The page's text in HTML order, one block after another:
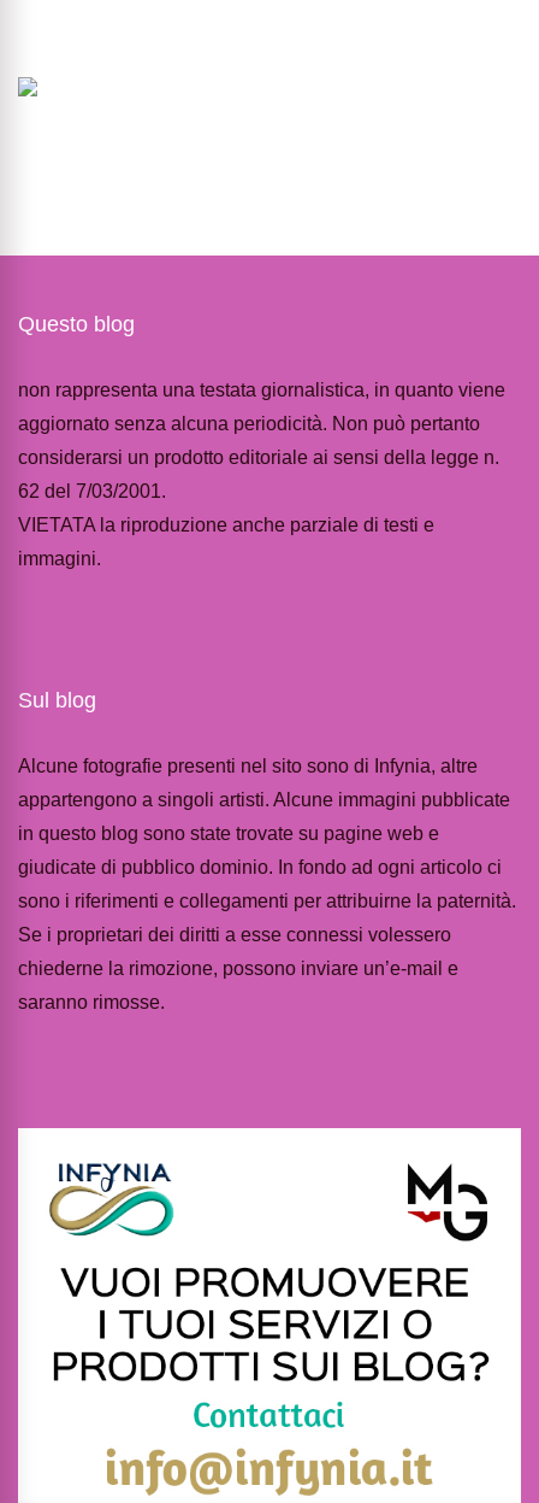
Questo blog
non rappresenta una testata giornalistica, in quanto viene
aggiornato senza alcuna periodicità. Non può pertanto
considerarsi un prodotto editoriale ai sensi della legge n.
62 del 7/03/2001.
VIETATA la riproduzione anche parziale di testi e
immagini.
Sul blog
Alcune fotografie presenti nel sito sono di Infynia, altre
appartengono a singoli artisti. Alcune immagini pubblicate
in questo blog sono state trovate su pagine web e
giudicate di pubblico dominio. In fondo ad ogni articolo ci
sono i riferimenti e collegamenti per attribuirne la paternità.
Se i proprietari dei diritti a esse connessi volessero
chiederne la rimozione, possono inviare un’e-mail e
saranno rimosse.